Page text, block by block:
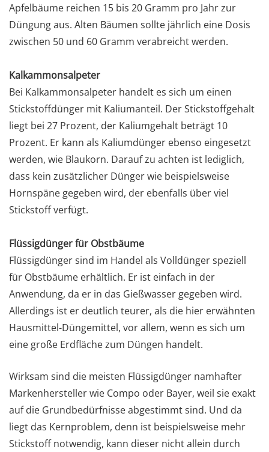
Apfelbäume reichen 15 bis 20 Gramm pro Jahr zur
Düngung aus. Alten Bäumen sollte jährlich eine Dosis
zwischen 50 und 60 Gramm verabreicht werden.
Kalkammonsalpeter
Bei Kalkammonsalpeter handelt es sich um einen
Stickstoffdünger mit Kaliumanteil. Der Stickstoffgehalt
liegt bei 27 Prozent, der Kaliumgehalt beträgt 10
Prozent. Er kann als Kaliumdünger ebenso eingesetzt
werden, wie Blaukorn. Darauf zu achten ist lediglich,
dass kein zusätzlicher Dünger wie beispielsweise
Hornspäne gegeben wird, der ebenfalls über viel
Stickstoff verfügt.
Flüssigdünger für Obstbäume
Flüssigdünger sind im Handel als Volldünger speziell
für Obstbäume erhältlich. Er ist einfach in der
Anwendung, da er in das Gießwasser gegeben wird.
Allerdings ist er deutlich teurer, als die hier erwähnten
Hausmittel-Düngemittel, vor allem, wenn es sich um
eine große Erdfläche zum Düngen handelt.
Wirksam sind die meisten Flüssigdünger namhafter
Markenhersteller wie Compo oder Bayer, weil sie exakt
auf die Grundbedürfnisse abgestimmt sind. Und da
liegt das Kernproblem, denn ist beispielsweise mehr
Stickstoff notwendig, kann dieser nicht allein durch